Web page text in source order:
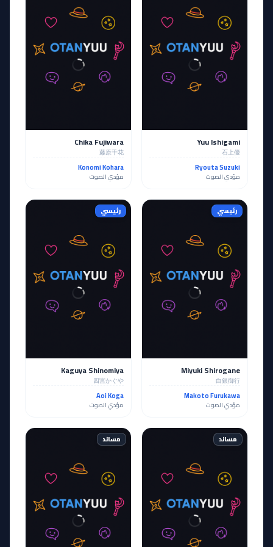
Yuu Ishigami
石上優
Ryouta Suzuki
مؤدي الصوت
Chika Fujiwara
藤原千花
Konomi Kohara
مؤدي الصوت
رئيسي
Miyuki Shirogane
白銀御行
Makoto Furukawa
مؤدي الصوت
رئيسي
Kaguya Shinomiya
四宮かぐや
Aoi Koga
مؤدي الصوت
مساند مساند